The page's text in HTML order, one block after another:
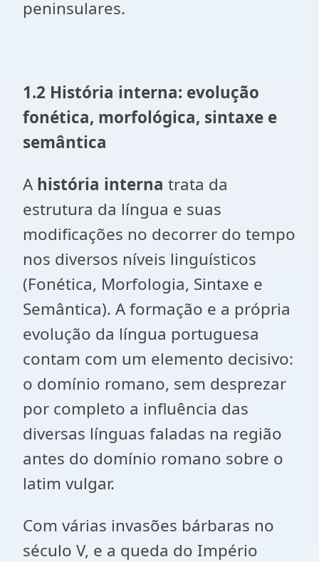
peninsulares.
1.2 História interna: evolução
fonética, morfológica, sintaxe e
semântica
A história interna trata da
estrutura da língua e suas
modificações no decorrer do tempo
nos diversos níveis linguísticos
(Fonética, Morfologia, Sintaxe e
Semântica). A formação e a própria
evolução da língua portuguesa
contam com um elemento decisivo:
o domínio romano, sem desprezar
por completo a influência das
diversas línguas faladas na região
antes do domínio romano sobre o
latim vulgar.
Com várias invasões bárbaras no
século V, e a queda do Império